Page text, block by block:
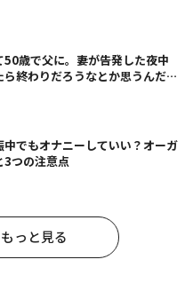
歳で父に。妻が告発した夜中
終わりだろうなとか思うんだけ
でもオナニーしていい？オーガ
3つの注意点
っと見る